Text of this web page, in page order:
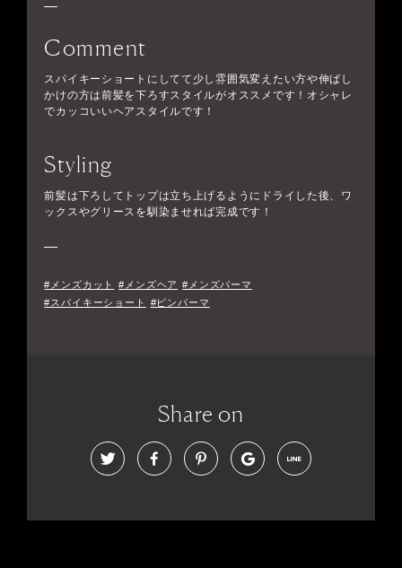
Comment
スパイキーショートにしてて少し雰囲気変えたい方や伸ばし
かけの方は前髪を下ろすスタイルがオススメです！オシャレ
でカッコいいヘアスタイルです！
Styling
前髪は下ろしてトップは立ち上げるようにドライした後、ワ
ックスやグリースを馴染ませれば完成です！
#メンズカット #メンズヘア #メンズパーマ
#スパイキーショート
#ピンパーマ
Share on